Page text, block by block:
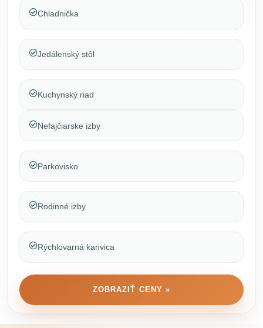
Chladnička
Jedálenský stôl
Kuchynský riad
Nefajčiarske izby
Parkovisko
Rodinné izby
Rýchlovarná kanvica
ZOBRAZIŤ CENY »